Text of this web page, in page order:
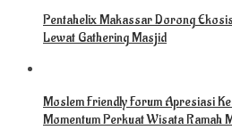
Pentahelix Makassar Dorong
Lewat Gathering Masjid
Moslem Friendly Forum Apresiasi
Momentum Perkuat Wisata Ramah